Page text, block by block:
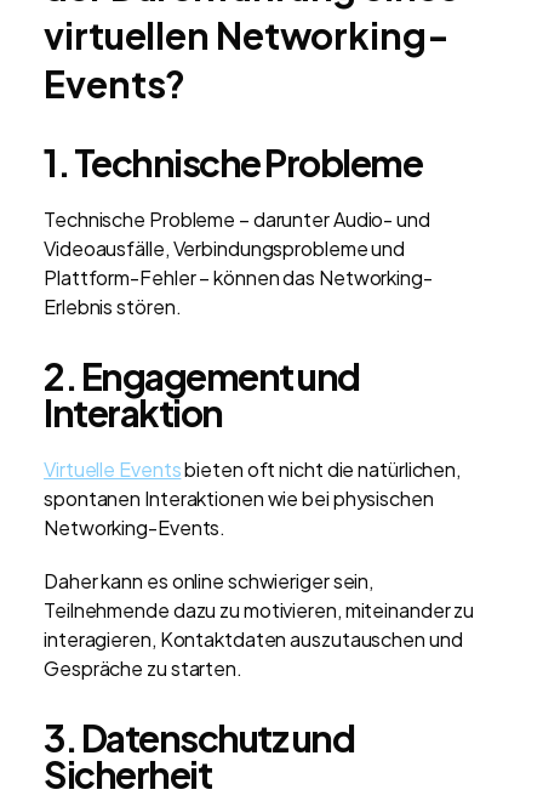
virtuellen Networking-
Events?
1.Technische Probleme
Technische Probleme – darunter Audio- und
Videoausfälle, Verbindungsprobleme und
Plattform-Fehler – können das Networking-
Erlebnis stören.
2. Engagement und
Interaktion
Virtuelle Eventsbieten oft nicht die natürlichen,
spontanen Interaktionen wie bei physischen
Networking-Events.
Daher kann es online schwieriger sein,
Teilnehmende dazu zu motivieren, miteinander zu
interagieren, Kontaktdaten auszutauschen und
Gespräche zu starten.
3. Datenschutz und
Sicherheit